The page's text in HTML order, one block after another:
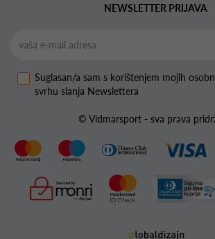
NEWSLETTER PRIJAVA
Suglasan/a sam s korištenjem mojih
svrhu slanja Newslettera
© Vidmarsport - sva prava